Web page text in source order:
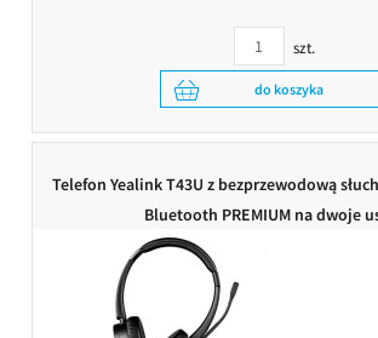
szt.
do koszyka
Telefon Yealink T43U z bezprzewodową
Bluetooth PREMIUM na dwoje